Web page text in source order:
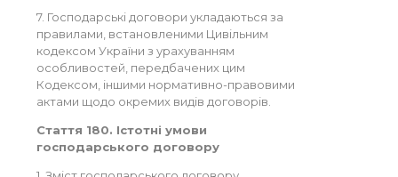
7. Господарські договори укладаються за
правилами, встановленими Цивільним
кодексом України з урахуванням
особливостей, передбачених цим
Кодексом, іншими нормативно-правовими
актами щодо окремих видів договорів.
Стаття 180. Істотні умови
господарського договору